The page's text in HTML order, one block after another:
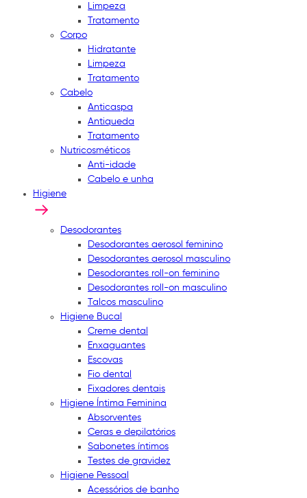
Limpeza
Tratamento
Corpo
Hidratante
Limpeza
Tratamento
Cabelo
Anticaspa
Antiqueda
Tratamento
Nutricosméticos
Anti-idade
Cabelo e unha
Higiene
Desodorantes
Desodorantes aerosol feminino
Desodorantes aerosol masculino
Desodorantes roll-on feminino
Desodorantes roll-on masculino
Talcos masculino
Higiene Bucal
Creme dental
Enxaguantes
Escovas
Fio dental
Fixadores dentais
Higiene Íntima Feminina
Absorventes
Ceras e depilatórios
Sabonetes íntimos
Testes de gravidez
Higiene Pessoal
Acessórios de banho